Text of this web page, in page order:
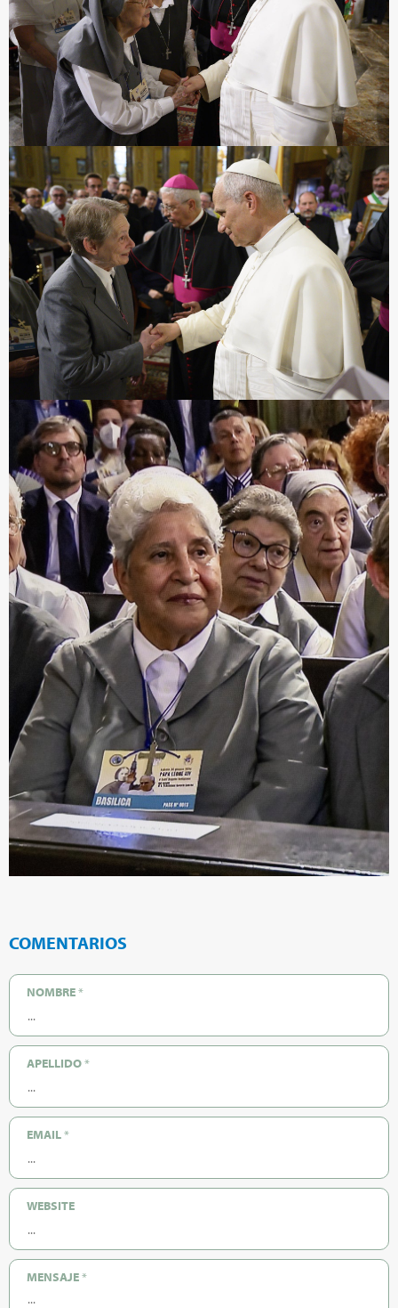
COMENTARIOS
NOMBRE*
APELLIDO*
EMAIL*
WEBSITE
MENSAJE*